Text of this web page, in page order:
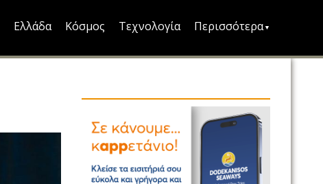
Ελλάδα Κόσμος Τεχνολογία Περισσότερα